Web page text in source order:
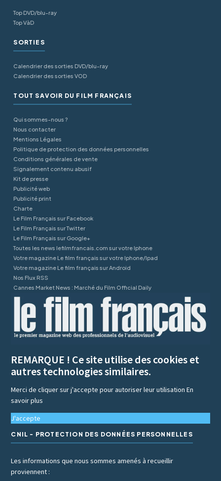
Top DVD/blu-ray
Top VàD
SORTIES
Calendrier des sorties DVD/blu-ray
Calendrier des sorties VOD
TOUT SAVOIR DU FILM FRANÇAIS
Qui sommes-nous ?
Nous contacter
Mentions Légales
Politique de protection des données personnelles
Conditions générales de vente
Signalement contenu abusif
Kit de presse
Publicité web
Publicité print
Charte
Le Film Français sur Facebook
Le Film Français sur Twitter
Le Film Français sur Google+
Toutes les news lefilmfrancais.com sur votre Iphone
Votre magazine Le film français sur votre Iphone/Ipad
Votre magazine Le film français sur Android
Nos Flux RSS
Cannes Market News : Marché du Film Official Daily
REMARQUE ! Ce site utilise des cookies et
autres technologies similaires.
Merci de cliquer sur j'accepte pour autoriser leur utilisationEn
savoir plus
J'accepte
CNIL - PROTECTION DES DONNÉES PERSONNELLES
Les informations que nous sommes amenés à recueillir
proviennent :